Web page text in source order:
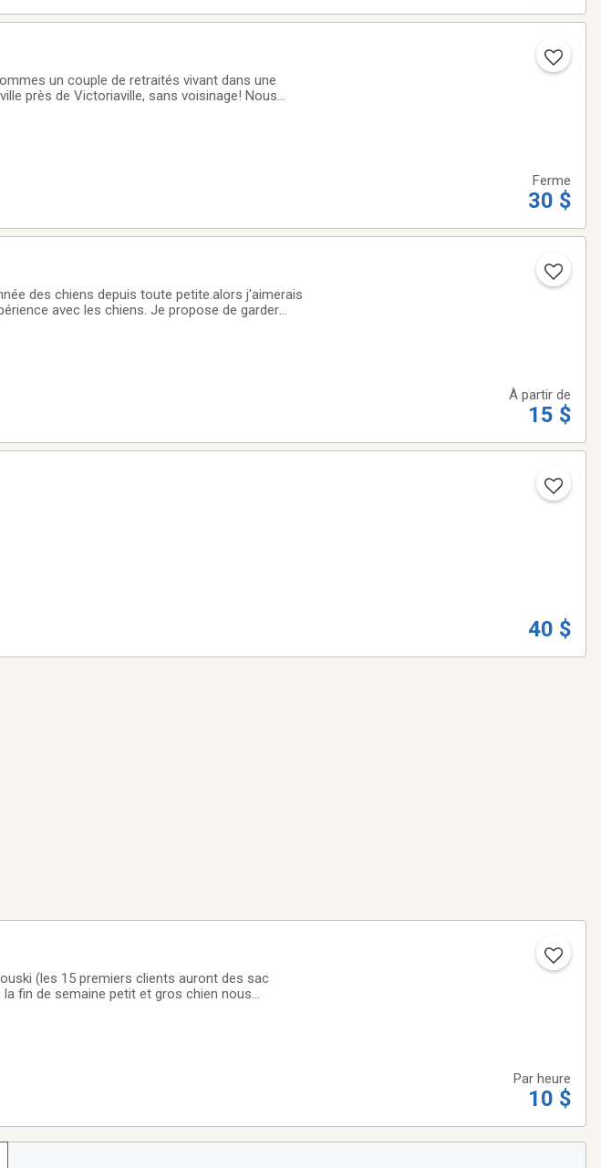
un couple de retraités vivant dans une
près de Victoriaville, sans voisinage! Nous
Ferme
30 $
des chiens depuis toute petite.alors j'aimerais
avec les chiens. Je propose de garder
À partir de
15 $
40 $
(les 15 premiers clients auront des sac
fin de semaine petit et gros chien nous
Par heure
10 $